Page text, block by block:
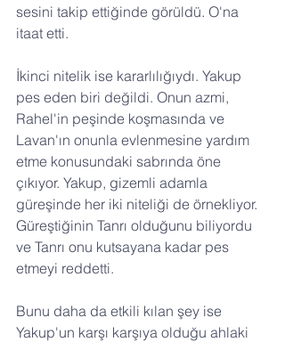
sesini takip ettiğinde görüldü. O'na
itaat etti.
İkinci nitelik ise kararlılığıydı. Yakup
pes eden biri değildi. Onun azmi,
Rahel'in peşinde koşmasında ve
Lavan'ın onunla evlenmesine yardım
etme konusundaki sabrında öne
çıkıyor. Yakup, gizemli adamla
güreşinde her iki niteliği de örnekliyor.
Güreştiğinin Tanrı olduğunu biliyordu
ve Tanrı onu kutsayana kadar pes
etmeyi reddetti.
Bunu daha da etkili kılan şey ise
Yakup'un karşı karşıya olduğu ahlaki